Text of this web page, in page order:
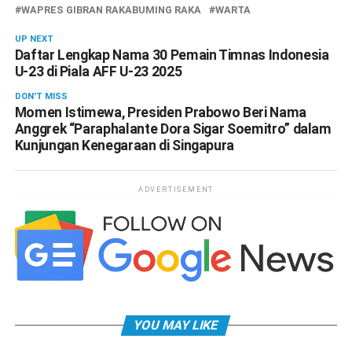
WAPRES GIBRAN RAKABUMING RAKA
WARTA
UP NEXT
Daftar Lengkap Nama 30 Pemain Timnas Indonesia
U-23 di Piala AFF U-23 2025
DON'T MISS
Momen Istimewa, Presiden Prabowo Beri Nama
Anggrek “Paraphalante Dora Sigar Soemitro” dalam
Kunjungan Kenegaraan di Singapura
ADVERTISEMENT
YOU MAY LIKE